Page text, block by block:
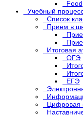
Food
Учебный
Список
Прием в
Итоговая
ОГЭ
ЕГЭ
Цифровая